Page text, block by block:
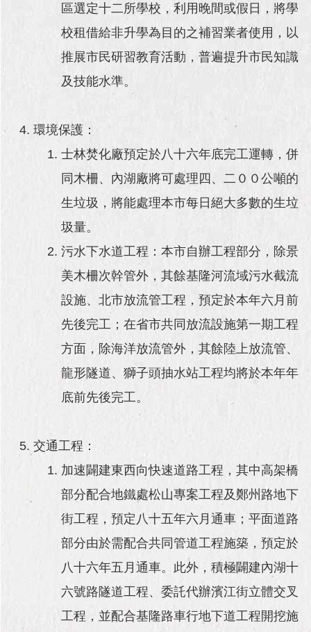
區選定十二所學校，利用晚間或假日，將學
校租借給非升學為目的之補習業者使用，以
推展市民研習教育活動，普遍提升市民知識
及技能水準。
環境保護：
士林焚化廠預定於八十六年底完工運轉，併
同木柵、內湖廠將可處理四、二００公噸的
生垃圾，將能處理本市每日絕大多數的生垃
圾量。
污水下水道工程：本市自辦工程部分，除景
美木柵次幹管外，其餘基隆河流域污水截流
設施、北市放流管工程，預定於本年六月前
先後完工；在省市共同放流設施第一期工程
方面，除海洋放流管外，其餘陸上放流管、
龍形隧道、獅子頭抽水站工程均將於本年年
底前先後完工。
交通工程：
加速闢建東西向快速道路工程，其中高架橋
部分配合地鐵處松山專案工程及鄭州路地下
街工程，預定八十五年六月通車；平面道路
部分由於需配合共同管道工程施築，預定於
八十六年五月通車。此外，積極闢建內湖十
六號路隧道工程、委託代辦濱江街立體交叉
工程，並配合基隆路車行地下道工程開挖施